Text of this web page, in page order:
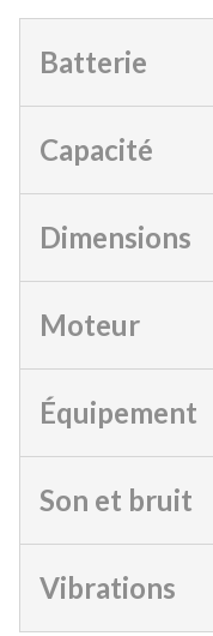
Batterie
Capacité
Dimensions
Moteur
Équipement
Son et bruit
Vibrations